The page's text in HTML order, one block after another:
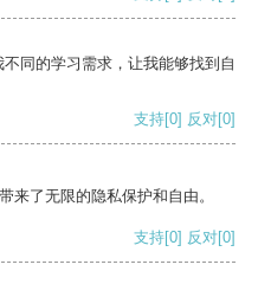
同的学习需求，让我能够找到自
支持[0] 反对[0]
来了无限的隐私保护和自由。
支持[0] 反对[0]